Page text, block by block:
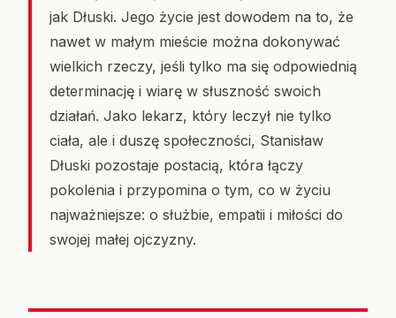
jak Dłuski. Jego życie jest dowodem na to, że
nawet w małym mieście można dokonywać
wielkich rzeczy, jeśli tylko ma się odpowiednią
determinację i wiarę w słuszność swoich
działań. Jako lekarz, który leczył nie tylko
ciała, ale i duszę społeczności, Stanisław
Dłuski pozostaje postacią, która łączy
pokolenia i przypomina o tym, co w życiu
najważniejsze: o służbie, empatii i miłości do
swojej małej ojczyzny.